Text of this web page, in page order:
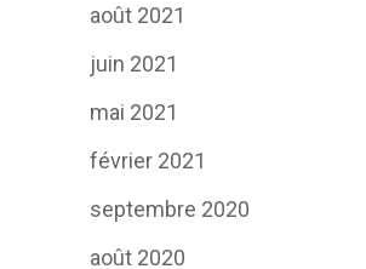
août 2021
juin 2021
mai 2021
février 2021
septembre 2020
août 2020